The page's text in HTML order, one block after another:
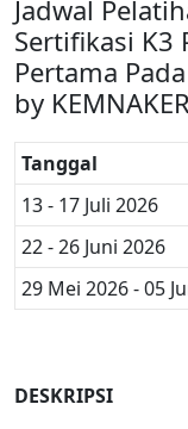
Jadwal
Sertifikasi K3
Pertama
by
Tanggal
13 - 17 Juli 2026
22 - 26 Juni 2026
29 Mei 2026 - 05
DESKRIPSI